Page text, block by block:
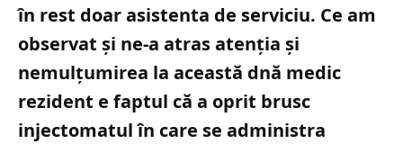
în rest doar asistenta de serviciu. Ce am
observat şi ne-a atras atenţia şi
nemulţumirea la această dnă medic
rezident e faptul că a oprit brusc
injectomatul în care se administra